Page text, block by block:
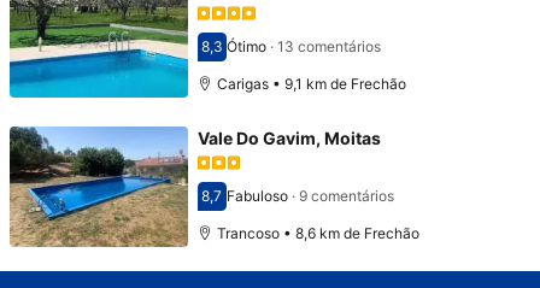
Pontuado com 8,3
8,3 Ótimo· 13 comentários
Carigas • 9,1 km de Frechão
Vale Do Gavim, Moitas
Pontuado com 8,7
8,7 Fabuloso· 9 comentários
Trancoso • 8,6 km de Frechão